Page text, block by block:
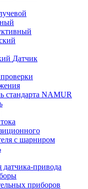
Датчик
стандарта NAMUR
с шарниром
привода